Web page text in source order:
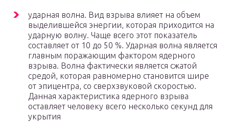
ударная волна. Вид взрыва влияет на объем
выделившейся энергии, которая приходится на
ударную волну. Чаще всего этот показатель
составляет от 10 до 50 %. Ударная волна является
главным поражающим фактором ядерного
взрыва. Волна фактически является сжатой
средой, которая равномерно становится шире
от эпицентра, со сверхзвуковой скоростью.
Данная характеристика ядерного взрыва
оставляет человеку всего несколько секунд для
укрытия